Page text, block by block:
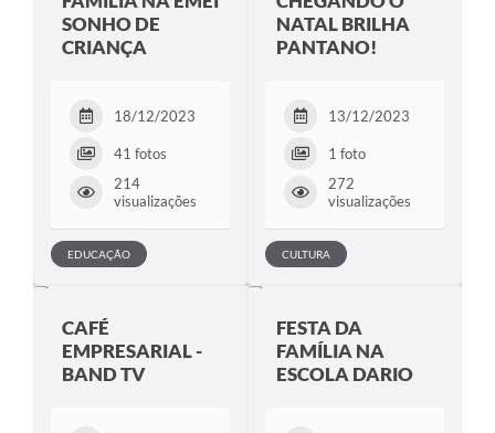
SONHO DE
CRIANÇA
18/12/2023
41 fotos
214
visualizações
EDUCAÇÃO
NATAL BRILHA
PANTANO!
13/12/2023
1 foto
272
visualizações
CULTURA
CAFÉ
EMPRESARIAL -
BAND TV
FESTA DA
FAMÍLIA NA
ESCOLA DARIO